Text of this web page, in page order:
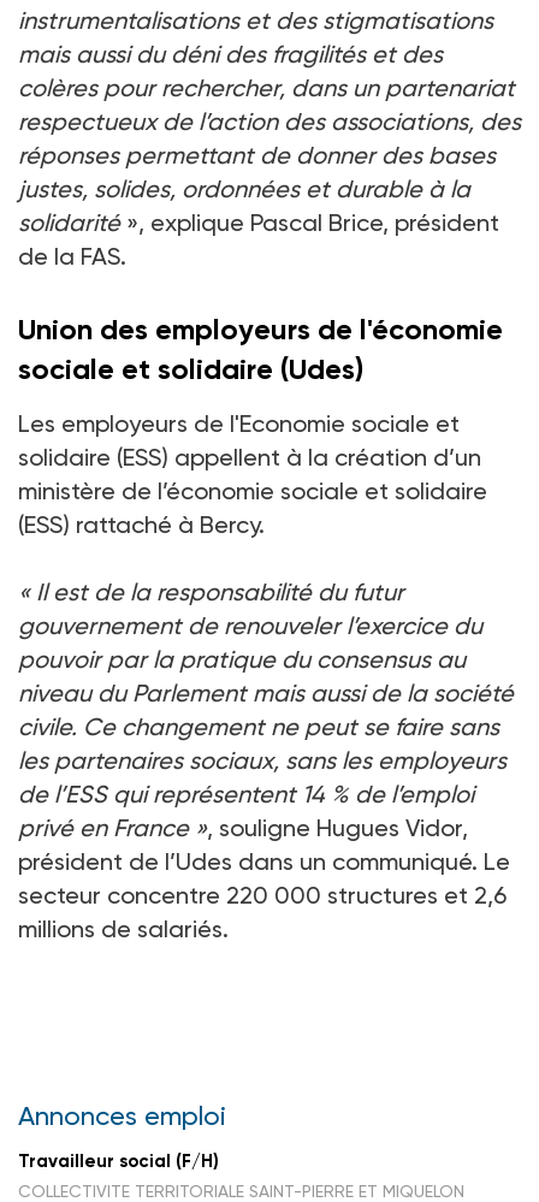
instrumentalisations et des stigmatisations
mais aussi du déni des fragilités et des
colères pour rechercher, dans un partenariat
respectueux de l’action des associations, des
réponses permettant de donner des bases
justes, solides, ordonnées et durable à la
solidarité», explique Pascal Brice, président
de la FAS.
Union des employeurs de l'économie
sociale et solidaire (Udes)
Les employeurs de l'Economie sociale et
solidaire (ESS) appellent à la création d’un
ministère de l’économie sociale et solidaire
(ESS) rattaché à Bercy.
« Il est de la responsabilité du futur
gouvernement de renouveler l’exercice du
pouvoir par la pratique du consensus au
niveau du Parlement mais aussi de la société
civile. Ce changement ne peut se faire sans
les partenaires sociaux, sans les employeurs
de l’ESS qui représentent 14 % de l’emploi
privé en France », souligne Hugues Vidor,
président de l’Udes dans un communiqué. Le
secteur concentre 220 000 structures et 2,6
millions de salariés.
Annonces emploi
Travailleur social (F/H)
COLLECTIVITE TERRITORIALE SAINT-PIERRE ET MIQUELON